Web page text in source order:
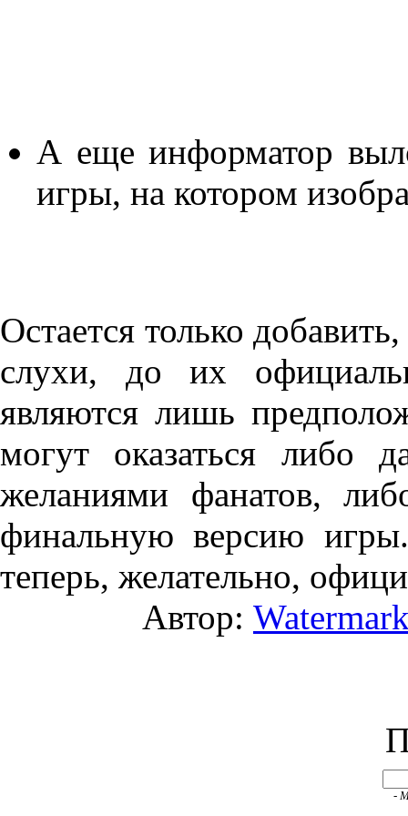
А еще информатор
игры, на котором
Остается только
слухи, до их
являются лишь
могут оказаться либо
желаниями фанатов,
финальную версию
теперь, желательно,
Автор:
-